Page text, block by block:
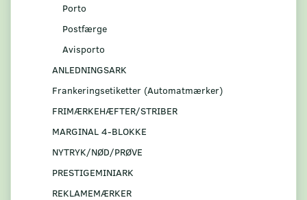
Porto
Postfærge
Avisporto
ANLEDNINGSARK
Frankeringsetiketter (Automatmærker)
FRIMÆRKEHÆFTER/STRIBER
MARGINAL 4-BLOKKE
NYTRYK/NØD/PRØVE
PRESTIGEMINIARK
REKLAMEMÆRKER